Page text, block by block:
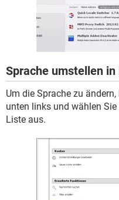
Sprache umstellen
Um die Sprache zu
unten links und wählen
Liste aus.